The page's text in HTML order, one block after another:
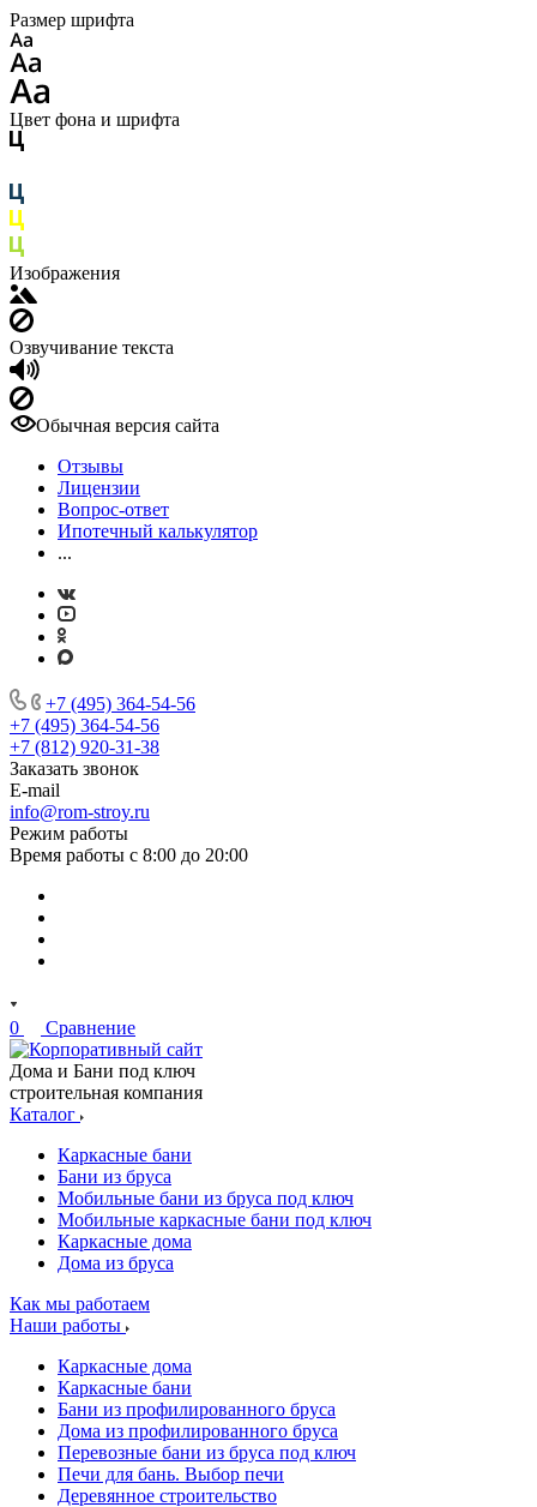
Размер шрифта
Цвет фона и шрифта
Изображения
Озвучивание текста
Обычная версия сайта
Отзывы
Лицензии
Вопрос-ответ
Ипотечный калькулятор
...
+7 (495) 364-54-56
+7 (495) 364-54-56
+7 (812) 920-31-38
Заказать звонок
E-mail
info@rom-stroy.ru
Режим работы
Время работы с 8:00 до 20:00
0 Сравнение
Дома и Бани под ключ
строительная компания
Каталог
Каркасные бани
Бани из бруса
Мобильные бани из бруса под ключ
Мобильные каркасные бани под ключ
Каркасные дома
Дома из бруса
Как мы работаем
Наши работы
Каркасные дома
Каркасные бани
Бани из профилированного бруса
Дома из профилированного бруса
Перевозные бани из бруса под ключ
Печи для бань. Выбор печи
Деревянное строительство